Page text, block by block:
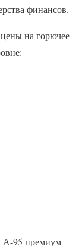
финансов.
на горючее
А-95 премиум